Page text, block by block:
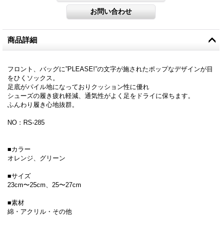
商品詳細
フロント、バッグに”PLEASE!”の文字が施されたポップなデザインが目
をひくソックス。
足底がパイル地になっておりクッション性に優れ
シューズの履き疲れ軽減、通気性がよく足をドライに保ちます。
ふんわり履き心地抜群。
NO：RS-285
■カラー
オレンジ、グリーン
■サイズ
23cm〜25cm、25〜27cm
■素材
綿・アクリル・その他